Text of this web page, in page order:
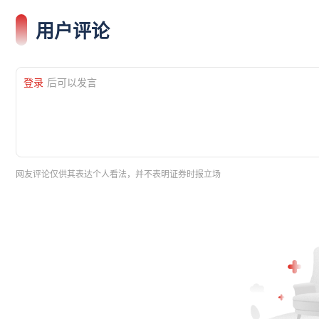
用户评论
登录 后可以发言
网友评论仅供其表达个人看法，并不表明证券时报立场